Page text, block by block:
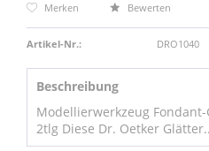
Merken Bewerten
Artikel-Nr.: DRO1040
Beschreibung
Modellierwerkzeug
2tlg Diese Dr. Oetker